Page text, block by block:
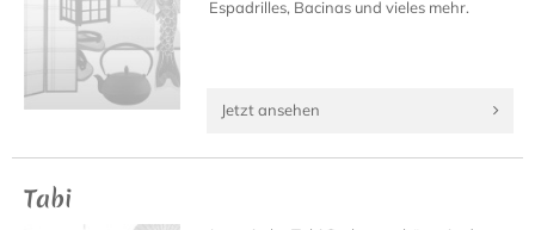
Espadrilles, Bacinas und vieles mehr.
Jetzt ansehen
Tabi